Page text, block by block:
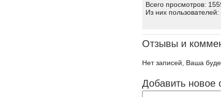
Всего просмотров:
Из них пользователей:
Отзывы и
Нет записей, Ваша
Добавить новое